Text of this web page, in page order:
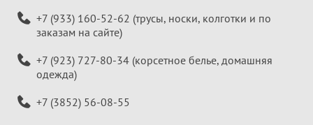
+7 (933) 160-52-62 (трусы, носки, колготки и по
заказам на сайте)
+7 (923) 727-80-34 (корсетное белье, домашняя
одежда)
+7 (3852) 56-08-55